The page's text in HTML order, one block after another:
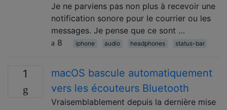
Je ne parviens pas non plus à recevoir une
notification sonore pour le courrier ou les
messages. Je pense que ce sont …
8
iphone audio headphones status-bar
1
macOS bascule automatiquement
vers les écouteurs Bluetooth
Vraisemblablement depuis la dernière mise